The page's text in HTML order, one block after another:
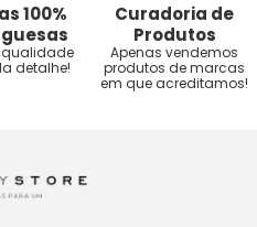
100%
qualidade
detalhe!
Curadoria de
Produtos
Apenas vendemos
produtos de marcas
em que acreditamos!